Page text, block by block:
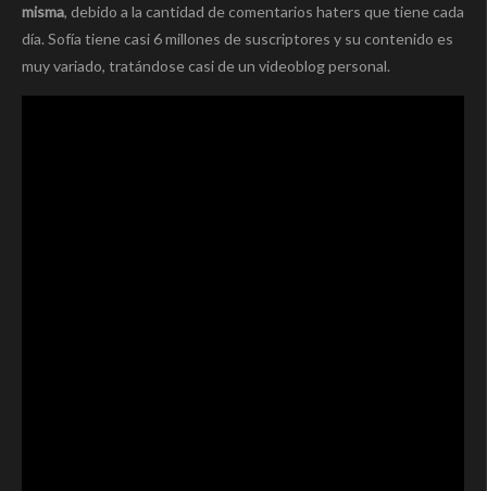
misma, debido a la cantidad de comentarios haters que tiene cada
día. Sofía tiene casi 6 millones de suscriptores y su contenido es
muy variado, tratándose casi de un videoblog personal.